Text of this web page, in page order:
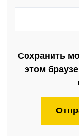
Сохранить
этом